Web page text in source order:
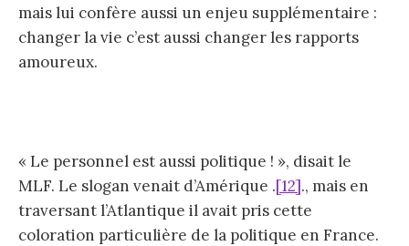
mais lui confère aussi un enjeu supplémentaire :
changer la vie c’est aussi changer les rapports
amoureux.
« Le personnel est aussi politique ! », disait le
MLF. Le slogan venait d’Amérique .[12]., mais en
traversant l’Atlantique il avait pris cette
coloration particulière de la politique en France.